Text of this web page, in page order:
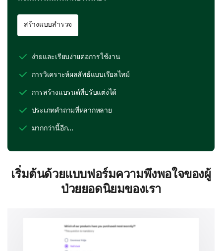
สร้างแบบสำรวจ
ง่ายและเรียบง่ายต่อการใช้งาน
การวิเคราะห์ผลลัพธ์แบบเรียลไทม์
การสร้างแบรนด์ที่ปรับแต่งได้
ประเภทคำถามที่หลากหลาย
มากกว่านี้อีก...
เริ่มต้นด้วยแบบฟอร์มความพึงพอใจของผู้
ป่วยยอดนิยมของเรา